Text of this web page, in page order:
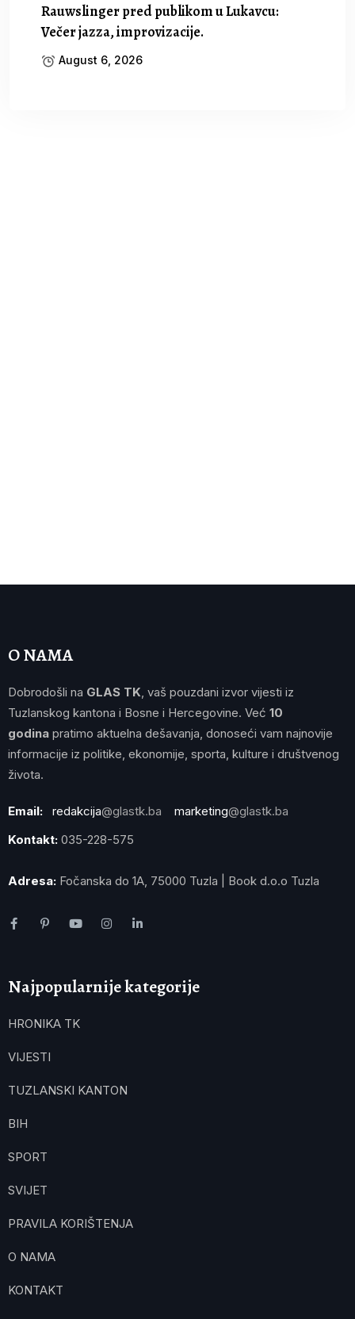
Rauwslinger pred publikom u Lukavcu:
Večer jazza, improvizacije.
August 6, 2026
O NAMA
Dobrodošli na GLAS TK , vaš pouzdani izvor vijesti iz
Tuzlanskog kantona i Bosne i Hercegovine. Već 10
godina pratimo aktuelna dešavanja, donoseći vam najnovije
informacije iz politike, ekonomije, sporta, kulture i društvenog
života.
Email: redakcija@glastk.ba marketing@glastk.ba
Kontakt: 035-228-575
Adresa: Fočanska do 1A, 75000 Tuzla | Book d.o.o Tuzla
Najpopularnije kategorije
HRONIKA TK
VIJESTI
TUZLANSKI KANTON
BIH
SPORT
SVIJET
PRAVILA KORIŠTENJA
O NAMA
KONTAKT